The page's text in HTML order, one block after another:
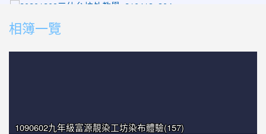
photo-1397
相簿一覽
1090602九年級富源靚染工坊染布體驗(157)